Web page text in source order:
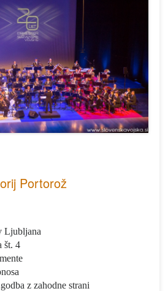
Portorož
Ljubljana
št. 4
z zahodne strani